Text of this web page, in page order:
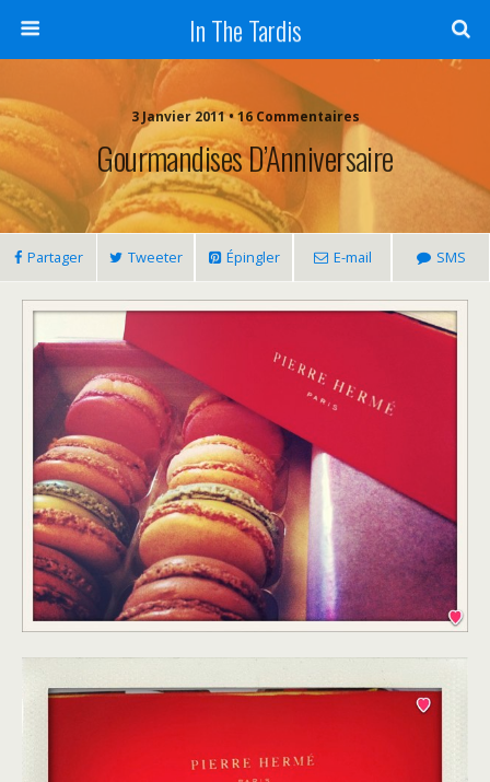
In The Tardis
3 Janvier 2011 • 16 Commentaires
Gourmandises D’Anniversaire
Partager Tweeter Épingler E-mail SMS